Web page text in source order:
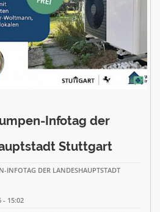
Infotag der
Stuttgart
INFOTAG DER LANDESHAUPTSTADT
- 15:02